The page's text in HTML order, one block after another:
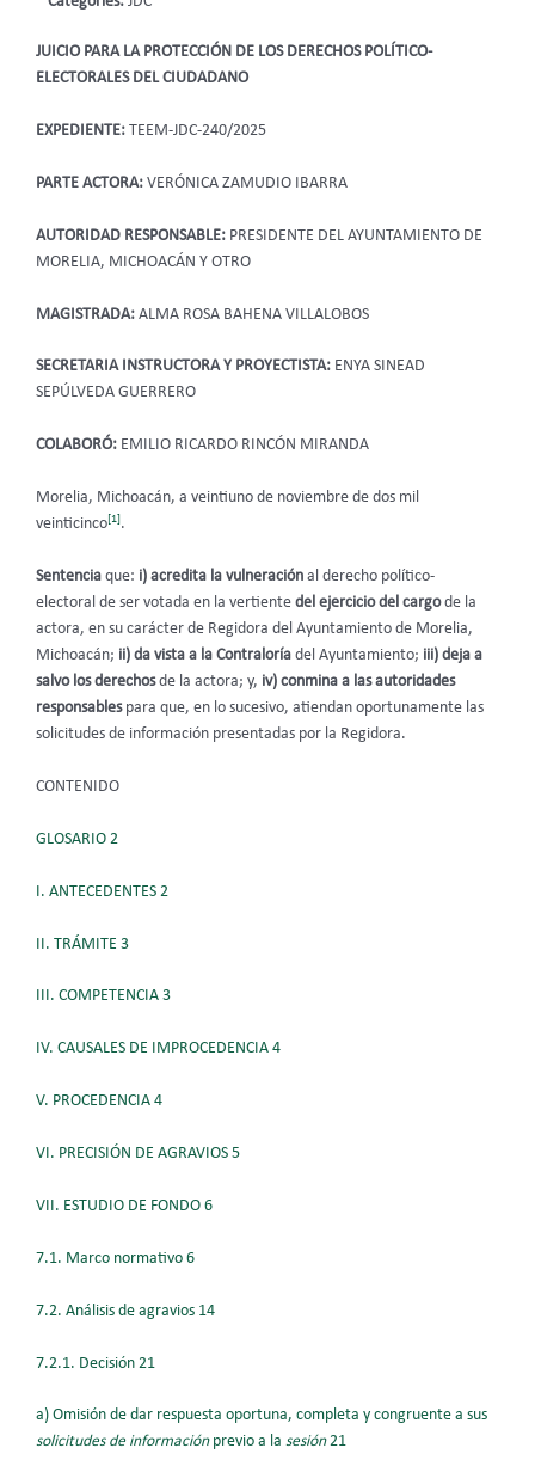
JUICIO PARA LA PROTECCIÓN DE LOS DERECHOS POLÍTICO-
ELECTORALES DEL CIUDADANO
EXPEDIENTE: TEEM-JDC-240/2025
PARTE ACTORA: VERÓNICA ZAMUDIO IBARRA
AUTORIDAD RESPONSABLE: PRESIDENTE DEL AYUNTAMIENTO DE
MORELIA, MICHOACÁN Y OTRO
MAGISTRADA: ALMA ROSA BAHENA VILLALOBOS
SECRETARIA INSTRUCTORA Y PROYECTISTA: ENYA SINEAD
SEPÚLVEDA GUERRERO
COLABORÓ: EMILIO RICARDO RINCÓN MIRANDA
Morelia, Michoacán, a veintiuno de noviembre de dos mil
veinticinco[1].
Sentencia que: i) acredita la vulneración al derecho político-
electoral de ser votada en la vertiente del ejercicio del cargode la
actora, en su carácter de Regidora del Ayuntamiento de Morelia,
Michoacán; ii) da vista a la Contraloría del Ayuntamiento; iii) deja a
salvo los derechosde la actora; y, iv) conmina a las autoridades
responsablespara que, en lo sucesivo, atiendan oportunamente las
solicitudes de información presentadas por la Regidora.
CONTENIDO
GLOSARIO 2
I. ANTECEDENTES 2
II. TRÁMITE 3
III. COMPETENCIA 3
IV. CAUSALES DE IMPROCEDENCIA 4
V. PROCEDENCIA 4
VI. PRECISIÓN DE AGRAVIOS 5
VII. ESTUDIO DE FONDO 6
7.1. Marco normativo 6
7.2. Análisis de agravios 14
7.2.1. Decisión 21
a) Omisión de dar respuesta oportuna, completa y congruente a sus
solicitudes de información previo a la sesión21